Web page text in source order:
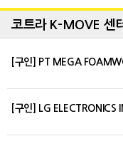
코트라 K-MOVE 센
[구인] PT MEGA
[구인] LG ELECTRONICS